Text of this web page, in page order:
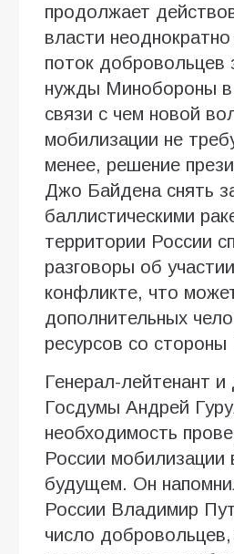
продолжает
власти
поток добровольцев
нужды Минобороны
связи с чем новой
мобилизации не
менее, решение
Джо Байдена снять
баллистическими
территории России
разговоры об
конфликте, что
дополнительных
ресурсов со стороны
Генерал-лейтенант и
Госдумы Андрей
необходимость
России мобилизации
будущем. Он
России Владимир
число